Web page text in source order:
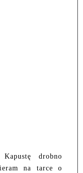
drobno
na tarce o